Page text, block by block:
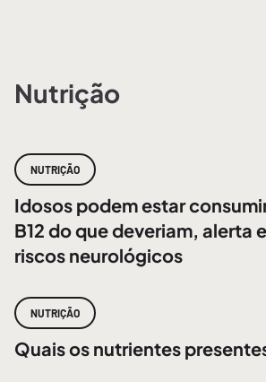
Nutrição
NUTRIÇÃO
Idosos podem estar
B12 do que deveriam, alerta
riscos neurológicos
NUTRIÇÃO
Quais os nutrientes